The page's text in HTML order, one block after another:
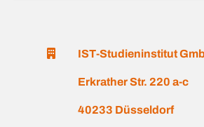
IST-Studieninstitut
Erkrather Str. 220 a-c
40233 Düsseldorf